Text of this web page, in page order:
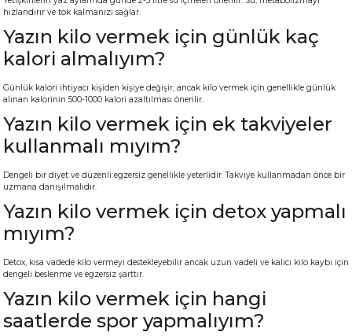
hızlandırır ve tok kalmanızı sağlar.
Yazın kilo vermek için günlük kaç
kalori almalıyım?
Günlük kalori ihtiyacı kişiden kişiye değişir, ancak kilo vermek için genellikle günlük
alınan kalorinin 500-1000 kalori azaltılması önerilir.
Yazın kilo vermek için ek takviyeler
kullanmalı mıyım?
Dengeli bir diyet ve düzenli egzersiz genellikle yeterlidir. Takviye kullanmadan önce bir
uzmana danışılmalıdır.
Yazın kilo vermek için detox yapmalı
mıyım?
Detox, kısa vadede kilo vermeyi destekleyebilir ancak uzun vadeli ve kalıcı kilo kaybı için
dengeli beslenme ve egzersiz şarttır.
Yazın kilo vermek için hangi
saatlerde spor yapmalıyım?